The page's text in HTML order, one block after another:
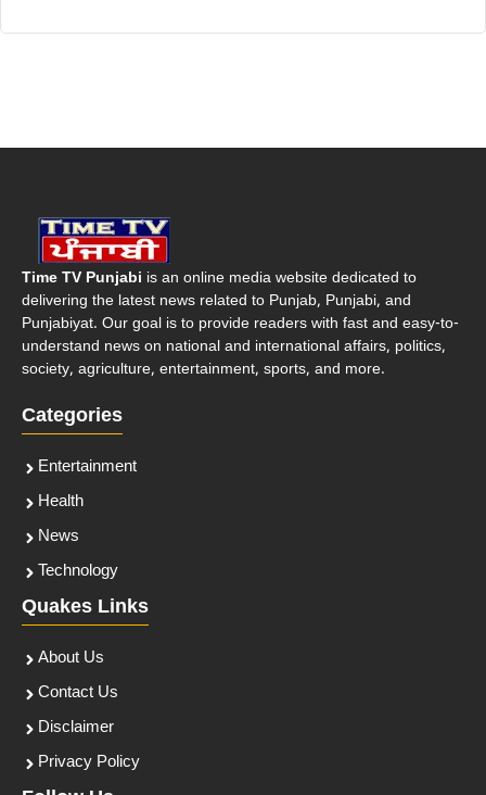
Time TV Punjabi is an online media website dedicated to
delivering the latest news related to Punjab, Punjabi, and
Punjabiyat. Our goal is to provide readers with fast and easy-to-
understand news on national and international affairs, politics,
society, agriculture, entertainment, sports, and more.
Categories
Entertainment
Health
News
Technology
Quakes Links
About Us
Contact Us
Disclaimer
Privacy Policy